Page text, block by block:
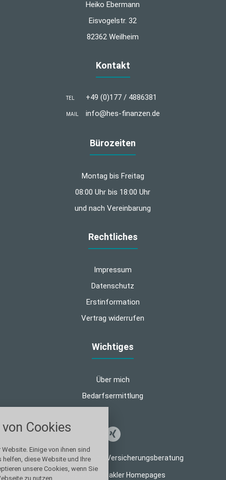
Heiko Ebermann
Eisvogelstr. 32
82362 Weilheim
Kontakt
TEL +49 (0)177 / 4886381
MAIL info@hes-finanzen.de
Bürozeiten
Montag bis Freitag
08:00 Uhr bis 18:00 Uhr
und nach Vereinbarung
Rechtliches
Impressum
Datenschutz
Erstinformation
Vertrag widerrufen
Wichtiges
Über mich
Bedarfsermittlung
© 2026 Finanz- und Versicherungsberatung
Makler Homepages
Cookies
Einige von ihnen sind
diese Website und Ihre
unsere Cookies, wenn Sie
zu nutzen.
alle verwendeten Cookies und
zu blockieren.
Notwendig